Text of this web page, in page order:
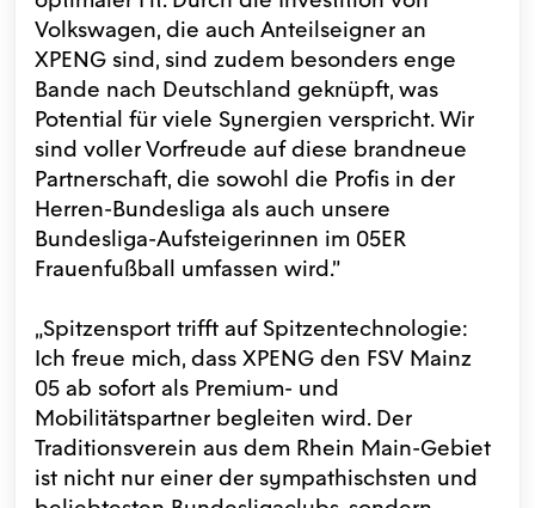
Volkswagen, die auch Anteilseigner an
XPENG sind, sind zudem besonders enge
Bande nach Deutschland geknüpft, was
Potential für viele Synergien verspricht. Wir
sind voller Vorfreude auf diese brandneue
Partnerschaft, die sowohl die Profis in der
Herren-Bundesliga als auch unsere
Bundesliga-Aufsteigerinnen im 05ER
Frauenfußball umfassen wird."
„Spitzensport trifft auf Spitzentechnologie:
Ich freue mich, dass XPENG den FSV Mainz
05 ab sofort als Premium- und
Mobilitätspartner begleiten wird. Der
Traditionsverein aus dem Rhein Main-Gebiet
ist nicht nur einer der sympathischsten und